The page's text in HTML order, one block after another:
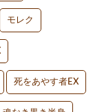
モレク
死をあやす者EX